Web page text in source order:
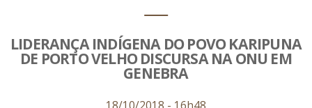
LIDERANÇA INDÍGENA DO POVO KARIPUNA
DE PORTO VELHO DISCURSA NA ONU EM
GENEBRA